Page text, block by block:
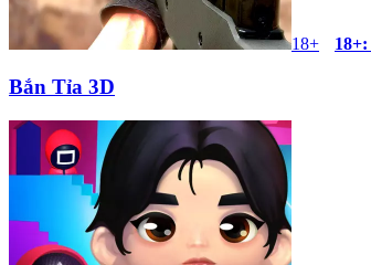
18+ 18+:
Bắn Tỉa 3D